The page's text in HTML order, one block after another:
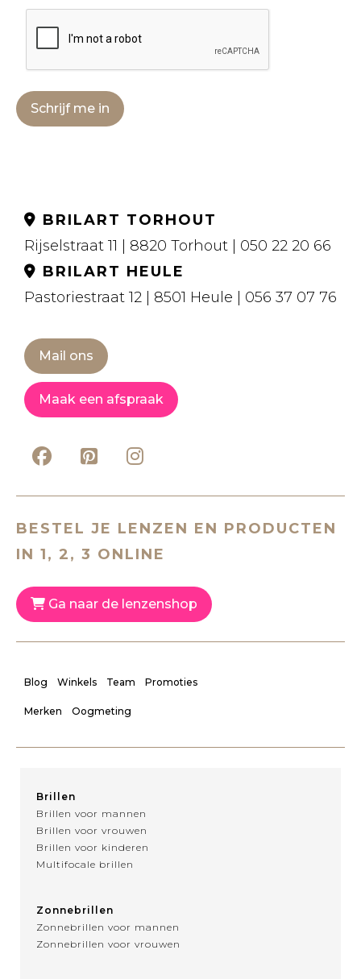
Schrijf me in
BRILART TORHOUT
Rijselstraat 11 | 8820 Torhout | 050 22 20 66
BRILART HEULE
Pastoriestraat 12 | 8501 Heule | 056 37 07 76
Mail ons
Maak een afspraak
BESTEL JE LENZEN EN PRODUCTEN
IN 1, 2, 3 ONLINE
Ga naar de lenzenshop
Blog Winkels Team Promoties
Merken Oogmeting
Brillen
Brillen voor mannen
Brillen voor vrouwen
Brillen voor kinderen
Multifocale brillen
Zonnebrillen
Zonnebrillen voor mannen
Zonnebrillen voor vrouwen